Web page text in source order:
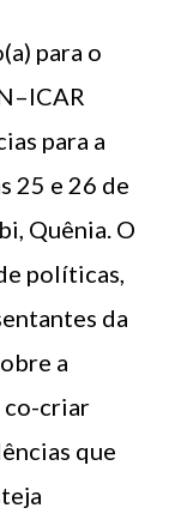
para o
para a
25 e 26 de
Quênia. O
políticas,
da
a
co-criar
que